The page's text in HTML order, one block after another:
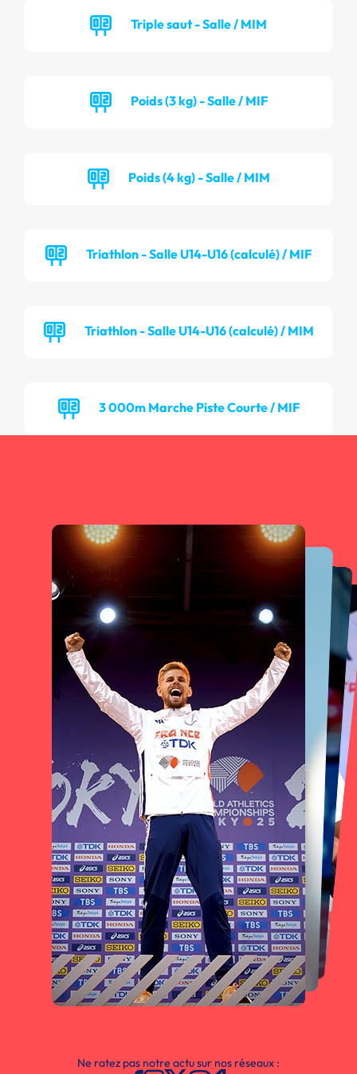
Triple saut - Salle / MIM
Poids (3 kg) - Salle / MIF
Poids (4 kg) - Salle / MIM
Triathlon - Salle U14-U16 (calculé) / MIF
Triathlon - Salle U14-U16 (calculé) / MIM
3 000m Marche Piste Courte / MIF
Ne ratez pas notre actu sur nos réseaux :